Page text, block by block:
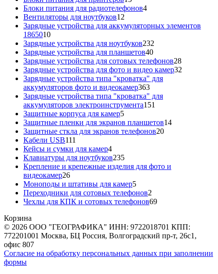
товаров
Блоки питания для радиотелефонов44
Вентиляторы для ноутбуков12
товаров
Зарядные устройства для аккумуляторных элементов
186501010
товаров
Зарядные устройства для ноутбуков232
Зарядные устройства для планшетов4040
товаров
Зарядные устройства для сотовых телефонов2828
товаров
Зарядные устройства для фото и видео камер32
Зарядные устройства типа "кроватка" для
аккумуляторов фото и видеокамер363363
товара
Зарядные устройства типа "кроватка" для
аккумуляторов электроинструмента151
Защитные корпуса для камер55
товаров
Защитные пленки для экранов планшетов1414
Защитные сткла для экранов телефонов2020
Кабели USB111
товаров
Кейсы и сумки для камер44
товара
Клавиатуры для ноутбуков235235
товаров
Крепление и крепежные изделия для фото и
видеокамер2626
товаров
Моноподы и штативы для камер55
товаров
Переходники для сотовых телефонов2
товара
Чехлы для КПК и сотовых телефонов6969
Корзина
© 2026 ООО "ГЕОГРАФИКА" ИНН: 9722018701 КПП:
772201001 Москва, БЦ Россия, Волгоградский пр-т, 26с1,
офис 807
Согласие на обработку персональных данных при заполнении
формы